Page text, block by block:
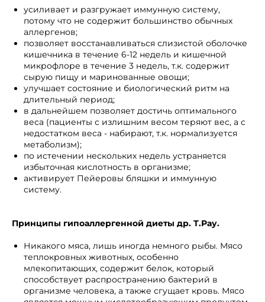
усиливает и разгружает иммунную систему,
потому что не содержит большинство обычных
аллергенов;
позволяет восстанавливаться слизистой оболочке
кишечника в течение 6-12 недель и кишечной
микрофлоре в течение 3 недель, т.к. содержит
сырую пищу и маринованные овощи;
улучшает состояние и биологический ритм на
длительный период;
в дальнейшем позволяет достичь оптимального
веса (пациенты с излишним весом теряют вес, а с
недостатком веса - набирают, т.к. нормализуется
метаболизм);
по истечении нескольких недель устраняется
избыточная кислотность в организме;
активирует Пейеровы бляшки и иммунную
систему.
Принципы гипоаллергенной диеты др. Т.Рау.
Никакого мяса, лишь иногда немного рыбы. Мясо
теплокровных животных, особенно
млекопитающих, содержит белок, который
способствует распространению бактерий в
организме человека, а также сгущает кровь. Мясо